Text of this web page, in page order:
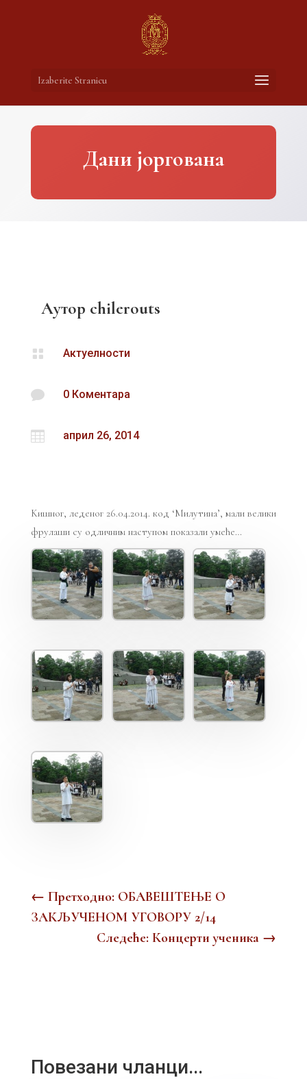
Izaberite Stranicu
Дани јоргована
Аутор chilerouts
 Актуелности
 0 Коментара
 април 26, 2014
Kишног, леденог 26.04.2014. код ‘Милутина’, мали велики
фрулаши су одличним наступом показали умеће…
← Претходно: ОБАВЕШТЕЊЕ О
ЗАКЉУЧЕНОМ УГОВОРУ 2/14
Следеће: Концерти ученика →
Повезани чланци...